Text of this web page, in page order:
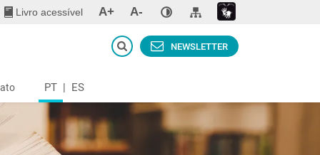
Livro acessível A+ A-
PT | ES
NEWSLETTER